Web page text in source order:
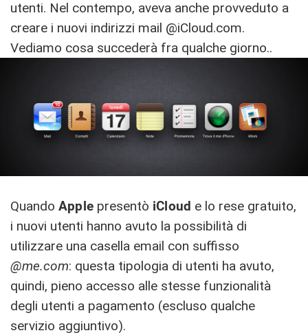
utenti. Nel contempo, aveva anche provveduto a
creare i nuovi indirizzi mail @iCloud.com.
Vediamo cosa succederà fra qualche giorno..
Quando Apple presentò iCloud e lo rese gratuito,
i nuovi utenti hanno avuto la possibilità di
utilizzare una casella email con suffisso
@me.com: questa tipologia di utenti ha avuto,
quindi, pieno accesso alle stesse funzionalità
degli utenti a pagamento (escluso qualche
servizio aggiuntivo).